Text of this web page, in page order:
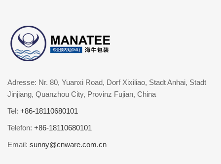
Adresse: Nr. 80, Yuanxi Road, Dorf Xixiliao, Stadt Anhai, Stadt
Jinjiang, Quanzhou City, Provinz Fujian, China
Tel: +86-18110680101
Telefon: +86-18110680101
Email: sunny@cnware.com.cn